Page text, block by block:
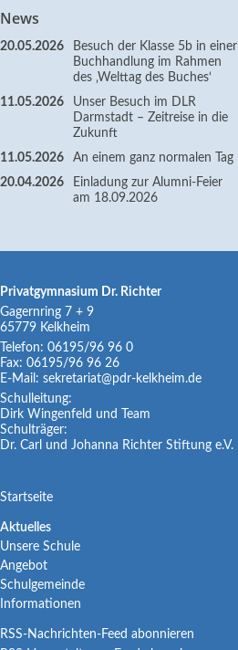
News
20.05.2026
Besuch der Klasse 5b in einer
Buchhandlung im Rahmen
des ‚Welttag des Buches‘
11.05.2026
Unser Besuch im DLR
Darmstadt – Zeitreise in die
Zukunft
11.05.2026
An einem ganz normalen Tag
20.04.2026
Einladung zur Alumni-Feier
am 18.09.2026
Privatgymnasium Dr. Richter
Gagernring 7 + 9
65779 Kelkheim
Telefon: 06195/96 96 0
Fax: 06195/96 96 26
E-Mail: sekretariat@pdr-kelkheim.de
Schulleitung:
Dirk Wingenfeld und Team
Schulträger:
Dr. Carl und Johanna Richter Stiftung e.V.
Navigation
Startseite
Navigation
überspringen
Aktuelles
Unsere Schule
Angebot
Schulgemeinde
Informationen
RSS-Nachrichten-Feed abonnieren